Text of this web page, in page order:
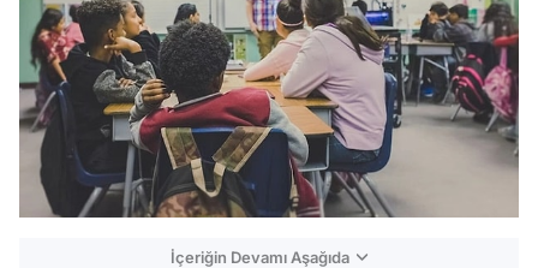
İçeriğin Devamı Aşağıda